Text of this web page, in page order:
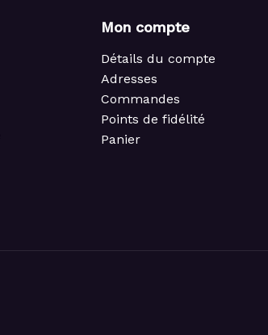
Mon compte
Détails du compte
Adresses
Commandes
Points de fidélité
Panier